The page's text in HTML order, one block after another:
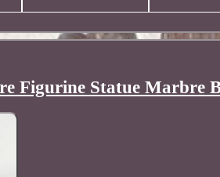
Figurine Statue Marbre